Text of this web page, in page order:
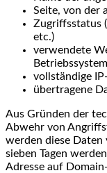
Seite, von der
Zugriffsstatus
etc.)
verwendete
Betriebssystem
vollständige
übertragene
Aus Gründen der
Abwehr von
werden diese Daten
sieben Tagen
Adresse auf